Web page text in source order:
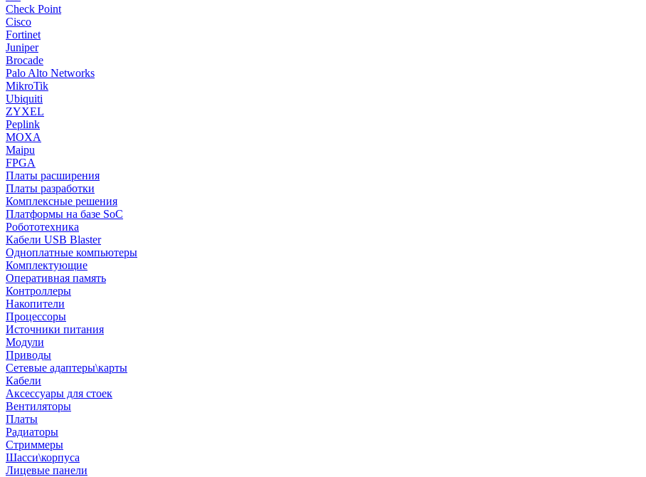
Check Point
Cisco
Fortinet
Juniper
Brocade
Palo Alto Networks
MikroTik
Ubiquiti
ZYXEL
Peplink
MOXA
Maipu
FPGA
Платы расширения
Платы разработки
Комплексные решения
Платформы на базе SoC
Робототехника
Кабели USB Blaster
Одноплатные компьютеры
Комплектующие
Оперативная память
Контроллеры
Накопители
Процессоры
Источники питания
Модули
Приводы
Сетевые адаптеры\карты
Кабели
Аксессуары для стоек
Вентиляторы
Платы
Радиаторы
Стриммеры
Шасси\корпуса
Лицевые панели